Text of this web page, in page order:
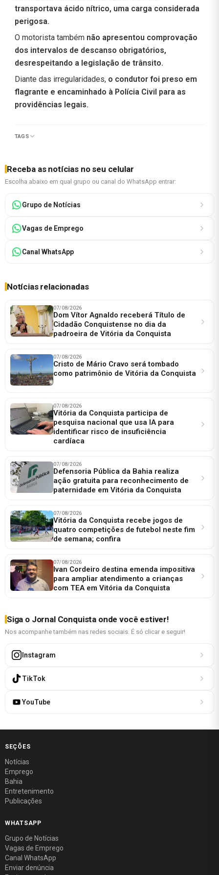
transportava ácido nítrico, uma carga considerada
perigosa.
O motorista também não apresentou comprovação
dos intervalos de descanso obrigatórios,
desrespeitando a legislação de trânsito.
Diante das irregularidades, o condutor foi preso em
flagrante e encaminhado à Polícia Civil para as
providências legais.
TAGS
Receba as notícias no seu celular
Escolha abaixo em qual grupo ou canal do WhatsApp entrar:
Grupo de Notícias
Vagas de Emprego
Canal WhatsApp
Notícias relacionadas
07/08/2026
Dom Vítor Agnaldo receberá Título de
Cidadão Conquistense no dia da
padroeira de Vitória da Conquista
07/08/2026
Cristo de Mário Cravo será tombado
como patrimônio de Vitória da Conquista
07/08/2026
Vitória da Conquista participa de
pesquisa nacional que usa IA para
identificar risco de insuficiência
cardíaca
07/08/2026
Defensoria Pública da Bahia realiza
ação gratuita para reconhecimento de
paternidade em Vitória da Conquista
07/08/2026
Vitória da Conquista recebe jogos de
quatro competições de futebol neste fim
de semana; confira
07/08/2026
Ivan Cordeiro destina emenda impositiva
para ampliar atendimento a crianças
com TEA em Vitória da Conquista
Siga o Jornal Conquista onde você estiver!
Nos acompanhe também nas redes sociais. É só clicar e seguir!
Instagram
TikTok
YouTube
SEÇÕES
Notícias
Emprego
Bahia
Entretenimento
Publicações
WHATSAPP
Grupo de Notícias
Vagas de Emprego
Canal WhatsApp
Enviar denúncia